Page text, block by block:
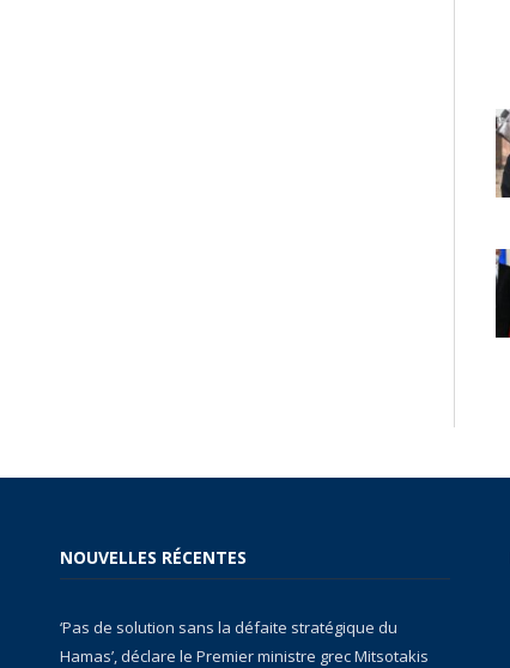
NOUVELLES RÉCENTES
‘Pas de solution sans la défaite stratégique du
Hamas’, déclare le Premier ministre grec Mitsotakis